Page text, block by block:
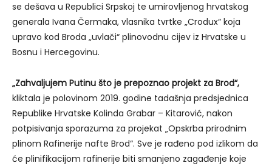
se dešava u Republici Srpskoj te umirovljenog hrvatskog
generala Ivana Čermaka, vlasnika tvrtke „Crodux“ koja
upravo kod Broda „uvlači“ plinovodnu cijev iz Hrvatske u
Bosnu i Hercegovinu.
„Zahvaljujem Putinu što je prepoznao projekt za Brod“,
kliktala je polovinom 2019. godine tadašnja predsjednica
Republike Hrvatske Kolinda Grabar – Kitarović, nakon
potpisivanja sporazuma za projekat „Opskrba prirodnim
plinom Rafinerije nafte Brod“. Sve je rađeno pod izlikom da
će plinifikacijom rafinerije biti smanjeno zagađenje koje